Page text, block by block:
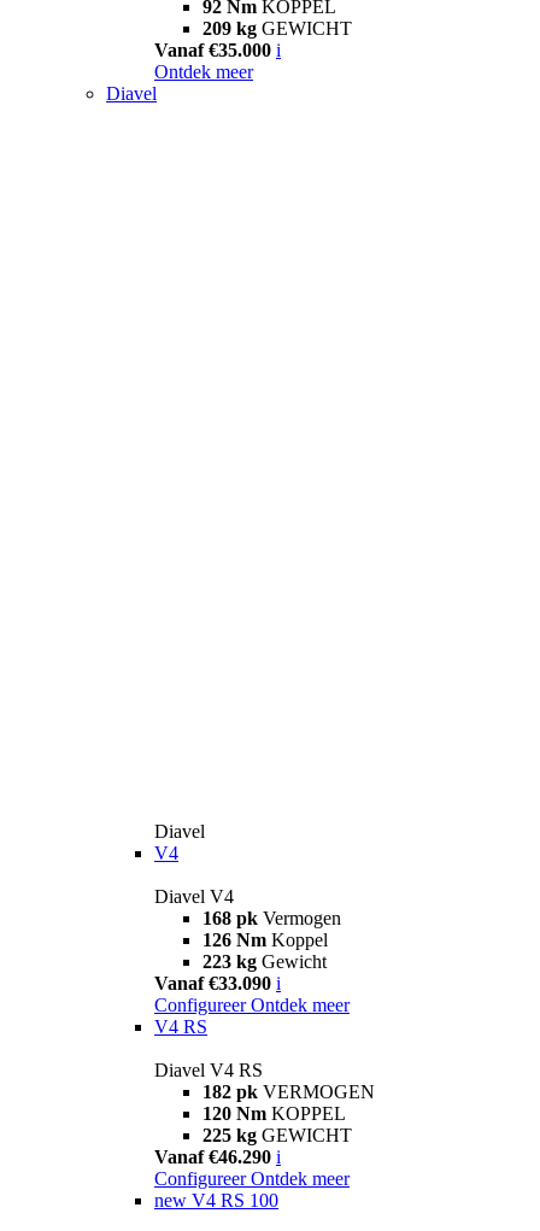
92 Nm KOPPEL
209 kg GEWICHT
Vanaf €35.000 i
Ontdek meer
Diavel
Diavel
V4
Diavel V4
168 pk Vermogen
126 Nm Koppel
223 kg Gewicht
Vanaf €33.090 i
Configureer Ontdek meer
V4 RS
Diavel V4 RS
182 pk VERMOGEN
120 Nm KOPPEL
225 kg GEWICHT
Vanaf €46.290 i
Configureer Ontdek meer
new V4 RS 100